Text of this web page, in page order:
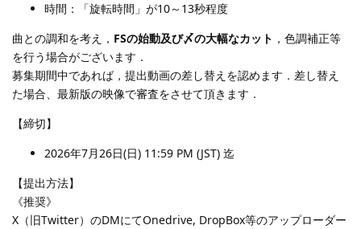
時間：「旋転時間」が10～13秒程度
曲との調和を考え， FSの始動及び〆の大幅なカット ，色調補正等
を行う場合がございます．
募集期間中であれば，提出動画の差し替えを認めます．差し替え
た場合、最新版の映像で審査をさせて頂きます．
【締切】
2026年7月26日(日) 11:59 PM (JST) 迄
【提出方法】
《推奨》
X（旧Twitter）のDMにてOnedrive, DropBox等のアップローダー